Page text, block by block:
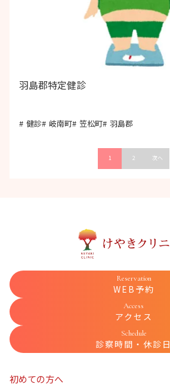
羽島郡特定健診
健診
岐南町 笠松町 羽島郡
1 2 次へ
Reservation
WEB予約
Access
アクセス
Schedule
診察時間・休診日
初めての方へ